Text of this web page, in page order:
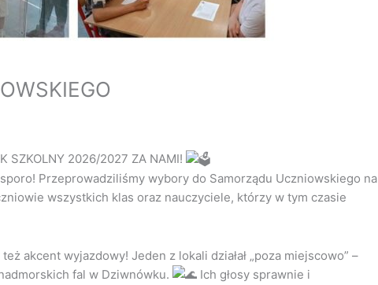
SZKOLNY 2026/2027 ZA NAMI!
Przeprowadziliśmy wybory do Samorządu Uczniowskiego na
wszystkich klas oraz nauczyciele, którzy w tym czasie
akcent wyjazdowy! Jeden z lokali działał „poza miejscowo” –
fal w Dziwnówku.
Ich głosy sprawnie i